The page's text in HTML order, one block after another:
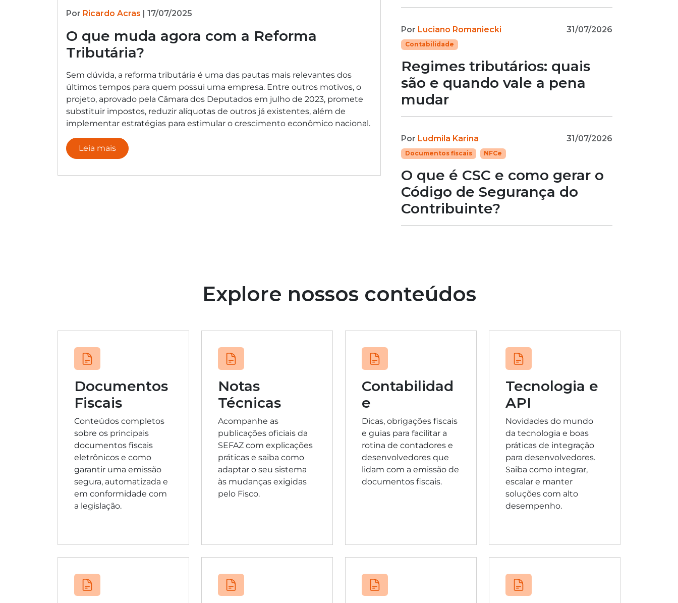
Por Ricardo Acras | 17/07/2025
O que muda agora com a Reforma
Tributária?
Sem dúvida, a reforma tributária é uma das pautas mais relevantes dos
últimos tempos para quem possui uma empresa. Entre outros motivos, o
projeto, aprovado pela Câmara dos Deputados em julho de 2023, promete
substituir impostos, reduzir alíquotas de outros já existentes, além de
implementar estratégias para estimular o crescimento econômico nacional.
Leia mais
Por Luciano Romaniecki 31/07/2026
Contabilidade
Regimes tributários: quais
são e quando vale a pena
mudar
Por Ludmila Karina 31/07/2026
Documentos fiscais NFCe
O que é CSC e como gerar o
Código de Segurança do
Contribuinte?
Explore nossos conteúdos
Documentos
Fiscais
Conteúdos completos
sobre os principais
documentos fiscais
eletrônicos e como
garantir uma emissão
segura, automatizada e
em conformidade com
a legislação.
Notas
Técnicas
Acompanhe as
publicações oficiais da
SEFAZ com explicações
práticas e saiba como
adaptar o seu sistema
às mudanças exigidas
pelo Fisco.
Contabilidad
e
Dicas, obrigações fiscais
e guias para facilitar a
rotina de contadores e
desenvolvedores que
lidam com a emissão de
documentos fiscais.
Tecnologia e
API
Novidades do mundo
da tecnologia e boas
práticas de integração
para desenvolvedores.
Saiba como integrar,
escalar e manter
soluções com alto
desempenho.